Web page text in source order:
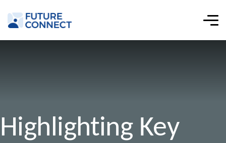
Highlighting Key